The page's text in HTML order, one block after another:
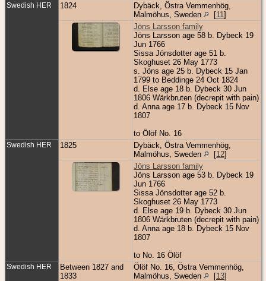
Swedish HER 1824
Dybäck, Östra Vemmenhög,
Malmöhus, Sweden
[11 ]
Jöns Larsson family
Jöns Larsson age 58 b. Dybeck 19
Jun 1766
Sissa Jönsdotter age 51 b.
Skoghuset 26 May 1773
s. Jöns age 25 b. Dybeck 15 Jan
1799 to Beddinge 24 Oct 1824
d. Else age 18 b. Dybeck 30 Jun
1806 Wärkbruten (decrepit with pain)
d. Anna age 17 b. Dybeck 15 Nov
1807
to Ölöf No. 16
Swedish HER 1825
Dybäck, Östra Vemmenhög,
Malmöhus, Sweden
[12]
Jöns Larsson family
Jöns Larsson age 53 b. Dybeck 19
Jun 1766
Sissa Jönsdotter age 52 b.
Skoghuset 26 May 1773
d. Else age 19 b. Dybeck 30 Jun
1806 Wärkbruten (decrepit with pain)
d. Anna age 18 b. Dybeck 15 Nov
1807
to No. 16 Ölöf
Swedish HER
Between 1827 and
1833
Ölöf No. 16, Östra Vemmenhög,
Malmöhus, Sweden
[13]